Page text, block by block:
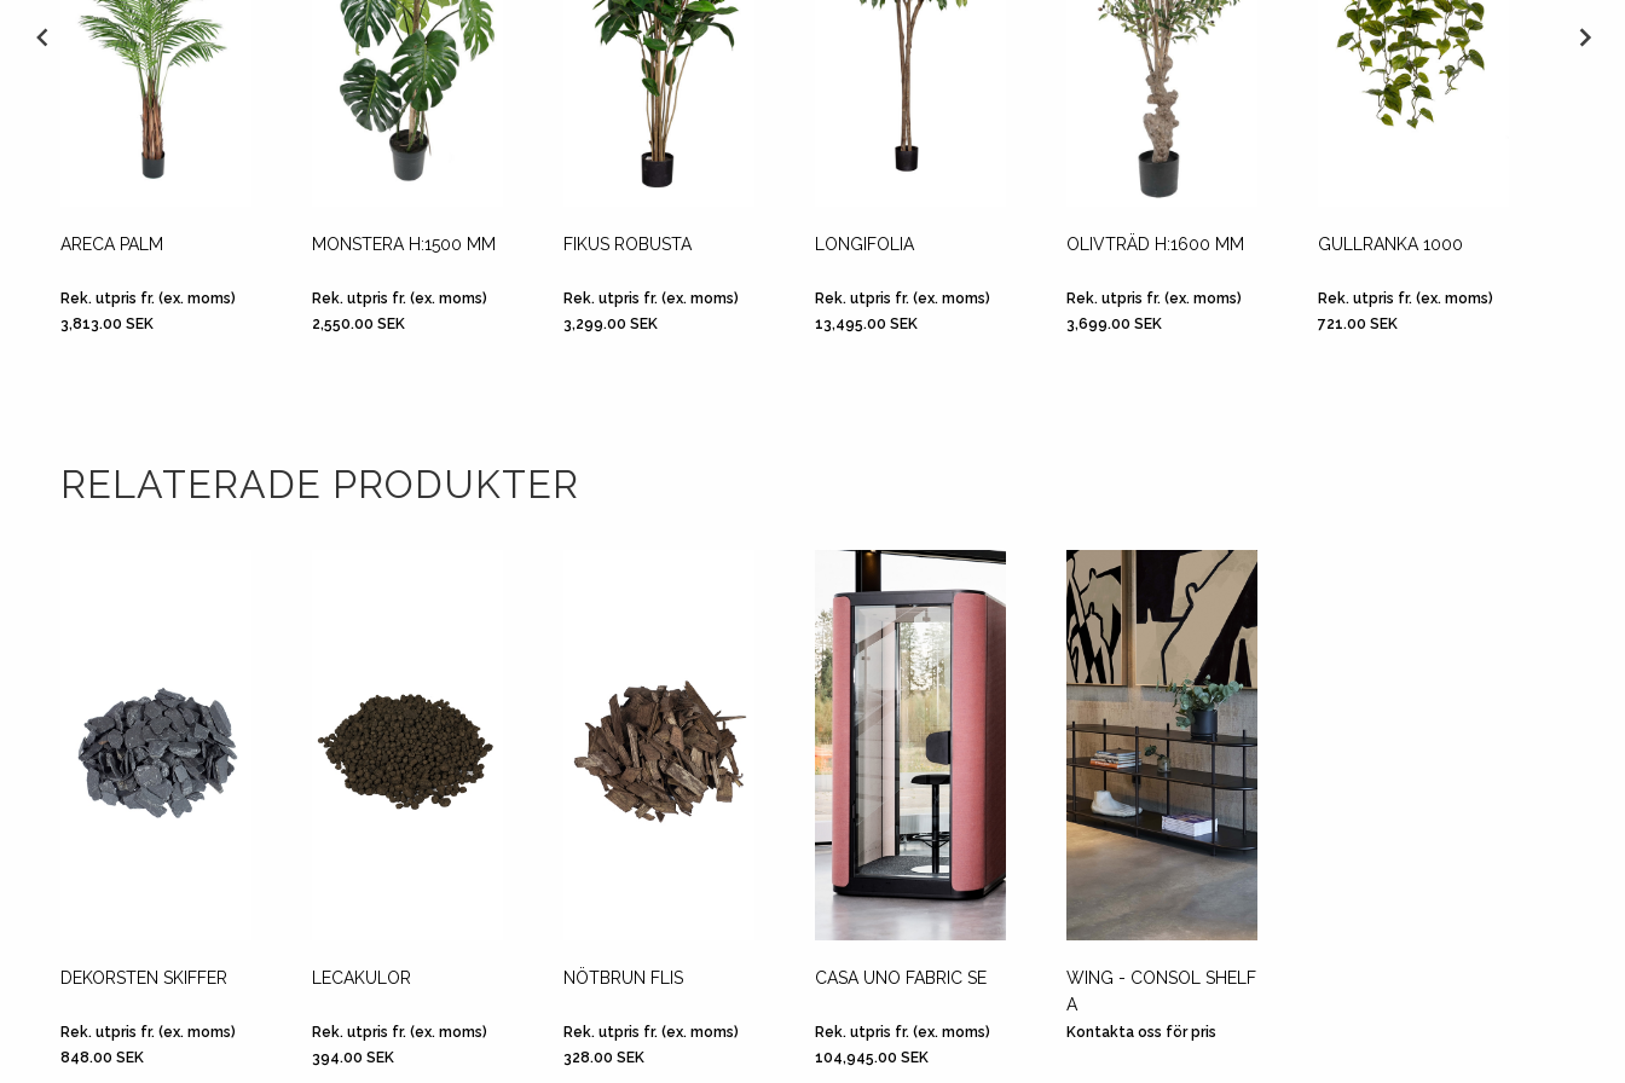
ARECA PALM
Rek. utpris fr. (ex. moms)
3,813.00 SEK
MONSTERA H:1500 MM
Rek. utpris fr. (ex. moms)
2,550.00 SEK
FIKUS ROBUSTA
Rek. utpris fr. (ex. moms)
3,299.00 SEK
LONGIFOLIA
Rek. utpris fr. (ex. moms)
13,495.00 SEK
OLIVTRÄD H:1600 MM
Rek. utpris fr. (ex. moms)
3,699.00 SEK
GULLRANKA 1000
Rek. utpris fr. (ex. moms)
721.00 SEK
RELATERADE PRODUKTER
DEKORSTEN SKIFFER
Rek. utpris fr. (ex. moms)
848.00 SEK
LECAKULOR
Rek. utpris fr. (ex. moms)
394.00 SEK
NÖTBRUN FLIS
Rek. utpris fr. (ex. moms)
328.00 SEK
CASA UNO FABRIC SE
Rek. utpris fr. (ex. moms)
104,945.00 SEK
WING - CONSOL SHELF
A
Kontakta oss för pris